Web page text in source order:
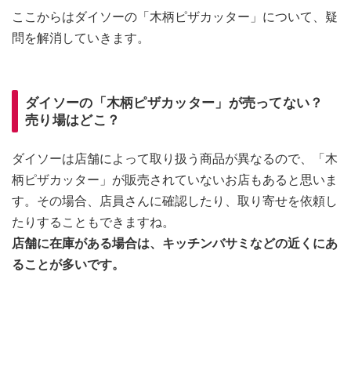
ここからはダイソーの「木柄ピザカッター」について、疑
問を解消していきます。
ダイソーの「木柄ピザカッター」が売ってない？
売り場はどこ？
ダイソーは店舗によって取り扱う商品が異なるので、「木
柄ピザカッター」が販売されていないお店もあると思いま
す。その場合、店員さんに確認したり、取り寄せを依頼し
たりすることもできますね。
店舗に在庫がある場合は、キッチンバサミなどの近くにあ
ることが多いです。